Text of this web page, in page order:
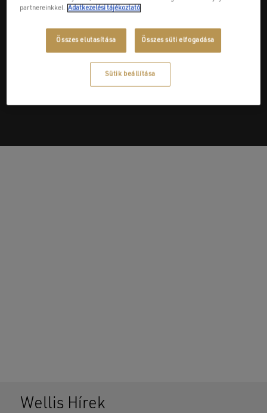
Next Post
Praktiker Kft.
Wellis Hírek
partnereinkkel. Adatkezelési tájékoztató
Összes elutasítása Összes süti elfogadása
Sütik beállítása